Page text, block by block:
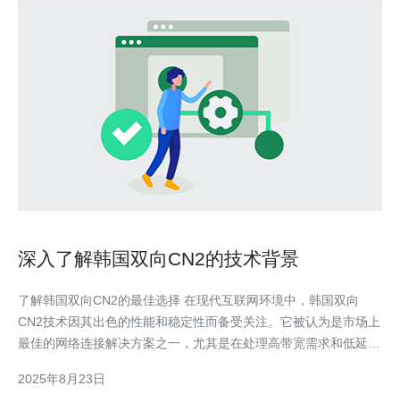
深入了解韩国双向CN2的技术背景
了解韩国双向CN2的最佳选择 在现代互联网环境中，韩国双向
CN2技术因其出色的性能和稳定性而备受关注。它被认为是市场上
最佳的网络连接解决方案之一，尤其是在处理高带宽需求和低延迟
的网络方案，而双向CN2以其独特的优势，成为了最佳、最便宜的
2025年8月23日